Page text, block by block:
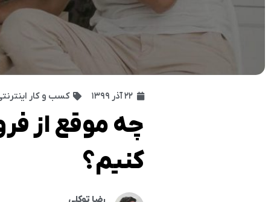
۲۲ آذر ۱۳۹۹ کسب و کار
چه‌ موقع از
کنیم؟
رضا توکلی